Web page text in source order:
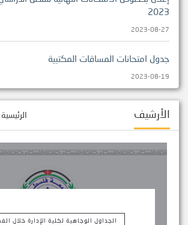
2023
2023-08-27
جدول امتحانات المساقات المكتبية
2023-08-19
جدول الإمتحانات النهائية - نظامي
الأرشيف الرئيسية >
الجداول الوجاهية لكلية الإدارة خلال الفصل